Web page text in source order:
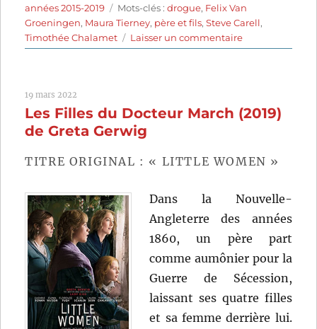
le
années 2015-2019
Étiquettes
Mots-clés :drogue, Felix Van
Groeningen, Maura Tierney, père et fils,Steve Carell,
Timothée Chalamet
Laisser un commentairesur
My
de
Groeningen
19 mars 2022
Les Filles du Docteur March (2019)
de Greta Gerwig
TITRE ORIGINAL : « LITTLE WOMEN »
Dans la Nouvelle-
Angleterre des années
1860, un père part
comme aumônier pour la
Guerre de Sécession,
laissant ses quatre filles
et sa femme derrière lui.